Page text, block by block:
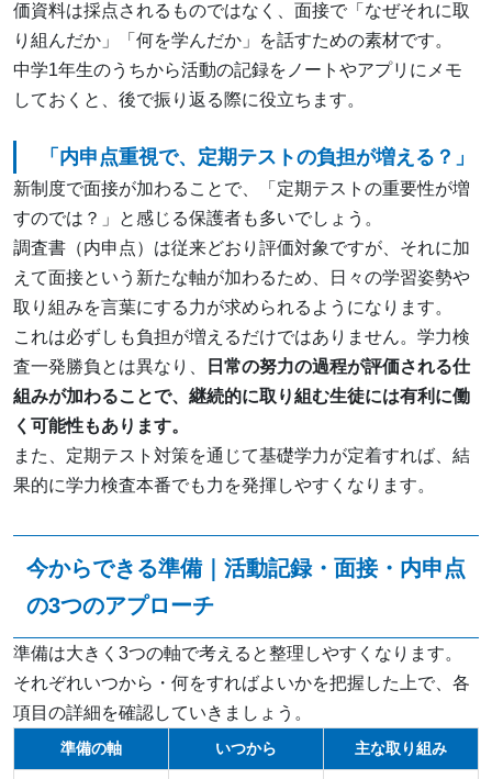
価資料は採点されるものではなく、面接で「なぜそれに取
り組んだか」「何を学んだか」を話すための素材です。
中学1年生のうちから活動の記録をノートやアプリにメモ
しておくと、後で振り返る際に役立ちます。
「内申点重視で、定期テストの負担が増える？」
新制度で面接が加わることで、「定期テストの重要性が増
すのでは？」と感じる保護者も多いでしょう。
調査書（内申点）は従来どおり評価対象ですが、それに加
えて面接という新たな軸が加わるため、日々の学習姿勢や
取り組みを言葉にする力が求められるようになります。
これは必ずしも負担が増えるだけではありません。学力検
査一発勝負とは異なり、
日常の努力の過程が評価される仕
組みが加わることで、継続的に取り組む生徒には有利に働
く可能性もあります。
また、定期テスト対策を通じて基礎学力が定着すれば、結
果的に学力検査本番でも力を発揮しやすくなります。
今からできる準備｜活動記録・面接・内申点
の3つのアプローチ
準備は大きく3つの軸で考えると整理しやすくなります。
それぞれいつから・何をすればよいかを把握した上で、各
項目の詳細を確認していきましょう。
準備の軸 いつから 主な取り組み